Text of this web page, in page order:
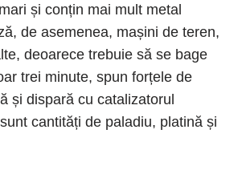
și conțin mai mult metal
de asemenea, mașini de teren,
deoarece trebuie să se bage
trei minute, spun forțele de
și dispară cu catalizatorul
cantități de paladiu, platină și